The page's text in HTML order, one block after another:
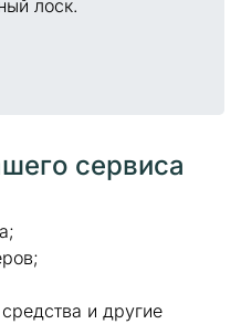
лоск.
сервиса
и другие